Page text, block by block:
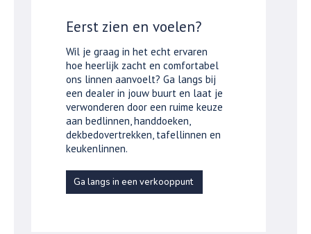
Eerst zien en voelen?
Wil je graag in het echt ervaren
hoe heerlijk zacht en comfortabel
ons linnen aanvoelt? Ga langs bij
een dealer in jouw buurt en laat je
verwonderen door een ruime keuze
aan bedlinnen, handdoeken,
dekbedovertrekken, tafellinnen en
keukenlinnen.
Ga langs in een verkooppunt